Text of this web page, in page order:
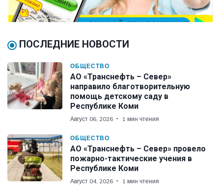
ПОСЛЕДНИЕ НОВОСТИ
ОБЩЕСТВО
АО «Транснефть – Север»
направило благотворительную
помощь детскому саду в
Республике Коми
Август 06, 2026 1 мин чтения
ОБЩЕСТВО
АО «Транснефть – Север» провело
пожарно-тактические учения в
Республике Коми
Август 04, 2026 1 мин чтения